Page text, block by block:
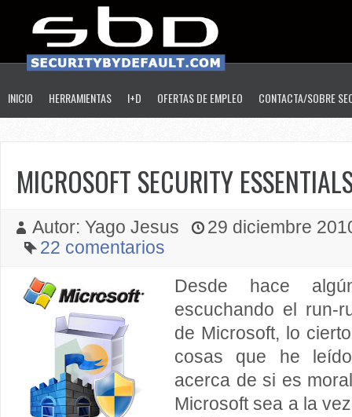
INICIO HERRAMIENTAS I+D OFERTAS DE EMPLEO CONTACTA/SOBRE
MICROSOFT SECURITY
Autor: Yago Jesus
29 diciembre
22 comentarios
Desde hace
escuchando el run-
de Microsoft, lo
cosas que he
acerca de si es
Microsoft sea a la